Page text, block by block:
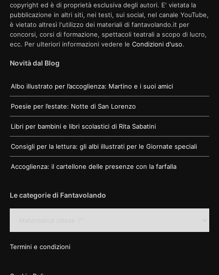
copyright ed è di proprietà esclusiva degli autori. E' vietata la
pubblicazione in altri siti, nei testi, sui social, nel canale YouTube,
è vietato altresì l'utilizzo dei materiali di fantavolando.it per
concorsi, corsi di formazione, spettacoli teatrali a scopo di lucro,
ecc. Per ulteriori informazioni vedere le Condizioni d'uso.
Novità dal Blog
Albo illustrato per l’accoglienza: Martino e i suoi amici
Poesie per l’estate: Notte di San Lorenzo
Libri per bambini e libri scolastici di Rita Sabatini
Consigli per la lettura: gli albi illustrati per le Giornate speciali
Accoglienza: il cartellone delle presenze con la farfalla
Le categorie di Fantavolando
di
Termini e condizioni